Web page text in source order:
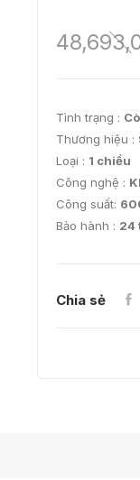
Tình trạng :
Thương hiệu :
Loại : 1 chiều
Công nghệ :
Công suất:
Bảo hành : 24
Chia sẻ